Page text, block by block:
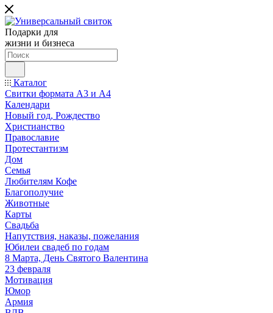
Подарки для
жизни и бизнеса
Каталог
Свитки формата А3 и А4
Календари
Новый год, Рождество
Христианство
Православие
Протестантизм
Дом
Семья
Любителям Кофе
Благополучие
Животные
Карты
Свадьба
Напутствия, наказы, пожелания
Юбилеи свадеб по годам
8 Марта, День Святого Валентина
23 февраля
Мотивация
Юмор
Армия